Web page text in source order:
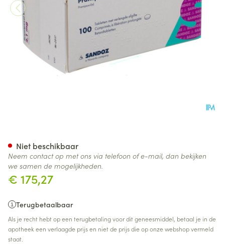
€ 175,27
Terugbetaalbaar
Als je recht hebt op een terugbetaling voor dit geneesmiddel, betaal je in de
apotheek een verlaagde prijs en niet de prijs die op onze webshop vermeld
staat.
Niet beschikbaar
Neem contact op met ons via telefoon of e-mail, dan bekijken
we samen de mogelijkheden.